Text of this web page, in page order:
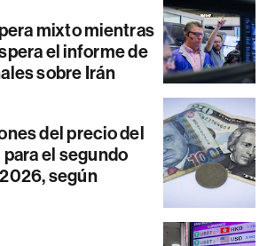
mixto mientras
el informe de
sobre Irán
del precio del
el segundo
según